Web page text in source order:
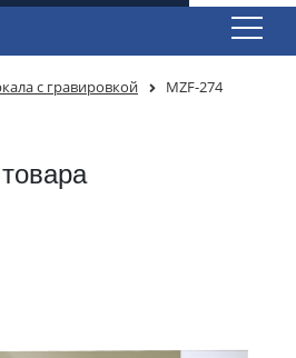
с гравировкой MZF-274